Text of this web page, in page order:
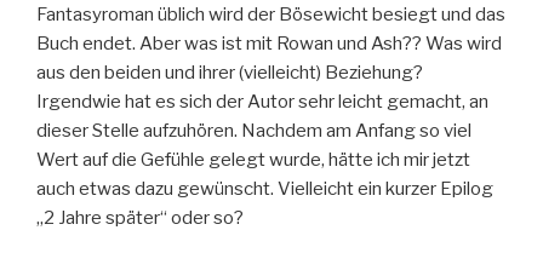
Fantasyroman üblich wird der Bösewicht besiegt und das
Buch endet. Aber was ist mit Rowan und Ash?? Was wird
aus den beiden und ihrer (vielleicht) Beziehung?
Irgendwie hat es sich der Autor sehr leicht gemacht, an
dieser Stelle aufzuhören. Nachdem am Anfang so viel
Wert auf die Gefühle gelegt wurde, hätte ich mir jetzt
auch etwas dazu gewünscht. Vielleicht ein kurzer Epilog
„2 Jahre später“ oder so?